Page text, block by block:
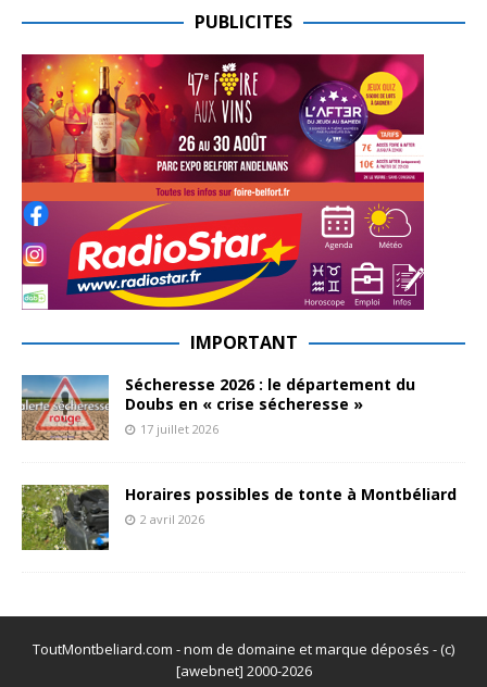
PUBLICITES
IMPORTANT
Sécheresse 2026 : le département du
Doubs en « crise sécheresse »
17 juillet 2026
Horaires possibles de tonte à Montbéliard
2 avril 2026
ToutMontbeliard.com - nom de domaine et marque déposés - (c)
[awebnet] 2000-2026